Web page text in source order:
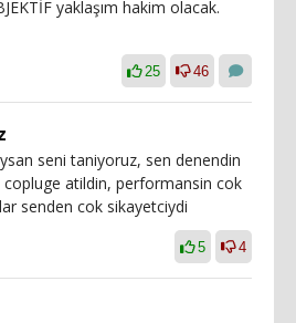
yaklaşım hakim olacak.
25 46
seni taniyoruz, sen denendin
copluge atildin, performansin cok
senden cok sikayetciydi
5 4